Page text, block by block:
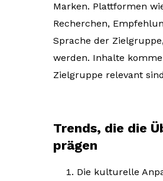
Marken. Plattformen
Recherchen,
Sprache der
werden. Inhalte
Zielgruppe relevant
Trends, die die
prägen
Die kulturelle